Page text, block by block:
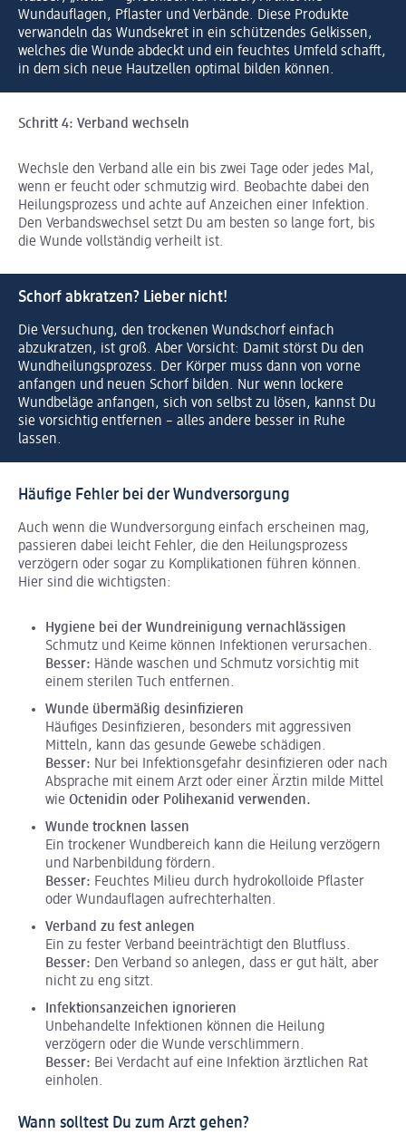
Wundauflagen, Pflaster und Verbände. Diese Produkte
verwandeln das Wundsekret in ein schützendes Gelkissen,
welches die Wunde abdeckt und ein feuchtes Umfeld schafft,
in dem sich neue Hautzellen optimal bilden können.
Schritt 4: Verband wechseln
Wechsle den Verband alle ein bis zwei Tage oder jedes Mal,
wenn er feucht oder schmutzig wird. Beobachte dabei den
Heilungsprozess und achte auf Anzeichen einer Infektion.
Den Verbandswechsel setzt Du am besten so lange fort, bis
die Wunde vollständig verheilt ist.
Schorf abkratzen? Lieber nicht!
Die Versuchung, den trockenen Wundschorf einfach
abzukratzen, ist groß. Aber Vorsicht: Damit störst Du den
Wundheilungsprozess. Der Körper muss dann von vorne
anfangen und neuen Schorf bilden. Nur wenn lockere
Wundbeläge anfangen, sich von selbst zu lösen, kannst Du
sie vorsichtig entfernen – alles andere besser in Ruhe
lassen.
Häufige Fehler bei der Wundversorgung
Auch wenn die Wundversorgung einfach erscheinen mag,
passieren dabei leicht Fehler, die den Heilungsprozess
verzögern oder sogar zu Komplikationen führen können.
Hier sind die wichtigsten:
Hygiene bei der Wundreinigung vernachlässigen
Schmutz und Keime können Infektionen verursachen.
Besser: Hände waschen und Schmutz vorsichtig mit
einem sterilen Tuch entfernen.
Wunde übermäßig desinfizieren
Häufiges Desinfizieren, besonders mit aggressiven
Mitteln, kann das gesunde Gewebe schädigen.
Besser: Nur bei Infektionsgefahr desinfizieren oder nach
Absprache mit einem Arzt oder einer Ärztin milde Mittel
wie Octenidin oder Polihexanid verwenden.
Wunde trocknen lassen
Ein trockener Wundbereich kann die Heilung verzögern
und Narbenbildung fördern.
Besser: Feuchtes Milieu durch hydrokolloide Pflaster
oder Wundauflagen aufrechterhalten.
Verband zu fest anlegen
Ein zu fester Verband beeinträchtigt den Blutfluss.
Besser: Den Verband so anlegen, dass er gut hält, aber
nicht zu eng sitzt.
Infektionsanzeichen ignorieren
Unbehandelte Infektionen können die Heilung
verzögern oder die Wunde verschlimmern.
Besser: Bei Verdacht auf eine Infektion ärztlichen Rat
einholen.
Wann solltest Du zum Arzt gehen?